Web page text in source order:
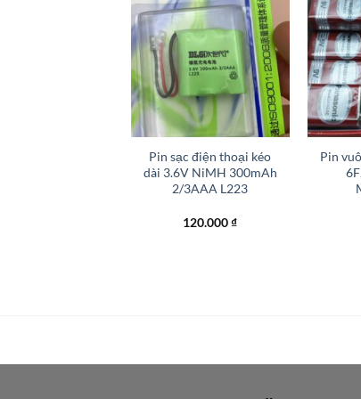
Pin sạc điện thoại kéo
dài 3.6V NiMH 300mAh
2/3AAA L223
120.000₫
+
Pin